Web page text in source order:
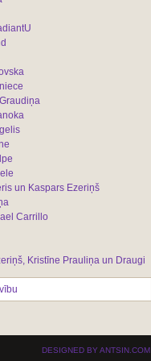
un Kaspars Ezeriņš
Carrillo
Kristīne Prauliņa un Draugi
DESIGNED BY ANTSIN.COM